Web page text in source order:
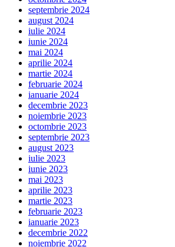
septembrie 2024
august 2024
iulie 2024
iunie 2024
mai 2024
aprilie 2024
martie 2024
februarie 2024
ianuarie 2024
decembrie 2023
noiembrie 2023
octombrie 2023
septembrie 2023
august 2023
iulie 2023
iunie 2023
mai 2023
aprilie 2023
martie 2023
februarie 2023
ianuarie 2023
decembrie 2022
noiembrie 2022